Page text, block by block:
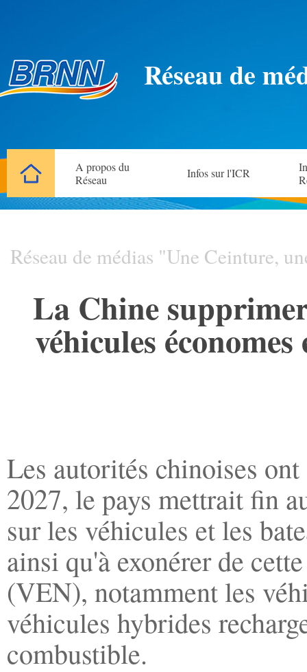
Réseau de
A propos du
Réseau
Infos sur l'ICR
Réseau de médias "Une Ceinture,
La Chine
véhicules
Les autorités chinoises
2027, le pays mettrait fin
sur les véhicules et les
ainsi qu'à exonérer de
(VEN), notamment les
véhicules hybrides
combustible.